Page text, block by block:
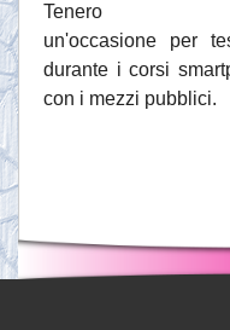
Tenero
un'occasione per
durante i corsi
con i mezzi pubblici.